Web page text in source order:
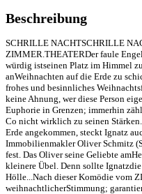
Beschreibung
SCHRILLE NACHTSCHRILLE
ZIMMER.THEATERDer faule
würdig istseinen Platz im Himmel
anWeihnachten auf die Erde zu
frohes und besinnliches
keine Ahnung, wer diese Person
Euphorie in Grenzen; immerhin
Co nicht wirklich zu seinen
Erde angekommen, steckt Ignatz
Immobilienmakler Oliver Schmitz
fest. Das Oliver seine Geliebte
kleinere Übel. Denn sollte
Hölle...Nach dieser Komödie vom
weihnachtlicherStimmung;